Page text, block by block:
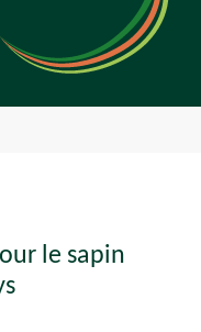
le sapin